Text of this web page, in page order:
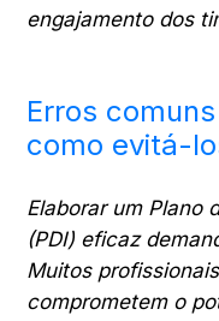
engajamento dos
Erros
como evitá-
Elaborar um Plano
(PDI) eficaz
Muitos
comprometem o